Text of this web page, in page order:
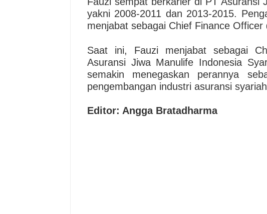
yakni 2008-2011 dan 2013-2015.
menjabat sebagai Chief Finance
Saat ini, Fauzi menjabat sebagai
Asuransi Jiwa Manulife Indonesia
semakin menegaskan perannya
pengembangan industri asuransi
Editor: Angga Bratadharma